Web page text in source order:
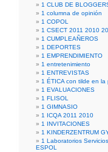
1 CLUB DE
1 columna de opinión
1 COPOL
1 CSECT 2011 2010
1 CUMPLEAÑEROS
1 DEPORTES
1 EMPRENDIMIENTO
1 entretenimiento
1 ENTREVISTAS
1 ÉTICA con tilde en la
1 EVALUACIONES
1 FLISOL
1 GIMNASIO
1 ICQA 2011 2010
1 INVITACIONES
1 KINDERZENTRUM
1 Laboratorios
ESPOL